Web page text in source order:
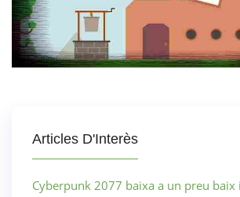
Articles D'Interès
Cyberpunk 2077 baixa a un preu baix